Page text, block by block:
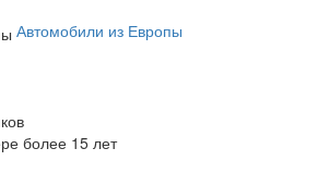
Автомобили из Европы
более 15 лет